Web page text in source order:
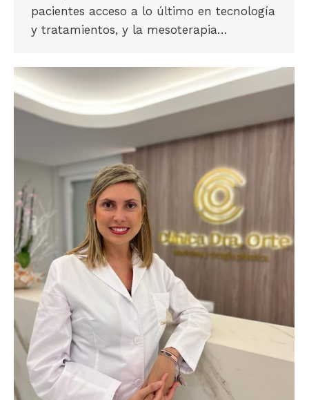
pacientes acceso a lo último en tecnología
y tratamientos, y la mesoterapia…